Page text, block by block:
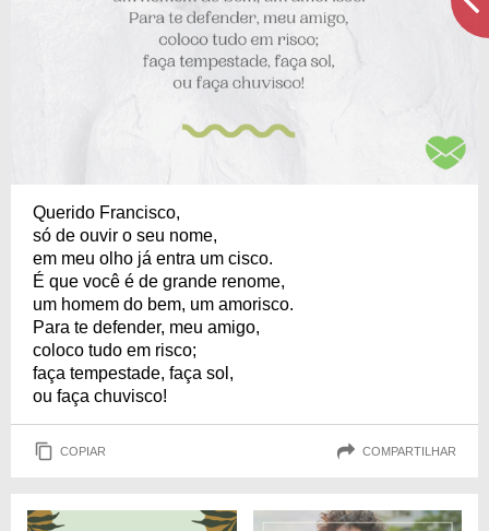
Querido Francisco,
só de ouvir o seu nome,
em meu olho já entra um cisco.
É que você é de grande renome,
um homem do bem, um amorisco.
Para te defender, meu amigo,
coloco tudo em risco;
faça tempestade, faça sol,
ou faça chuvisco!
COPIAR COMPARTILHAR